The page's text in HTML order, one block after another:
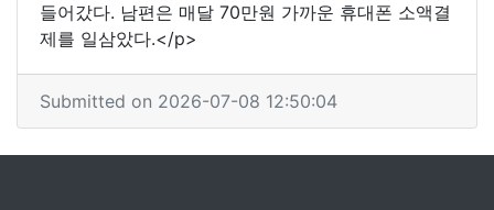
들어갔다. 남편은 매달 70만원 가까운 휴대폰 소액결
제를 일삼았다.</p>
Submitted on 2026-07-08 12:50:04